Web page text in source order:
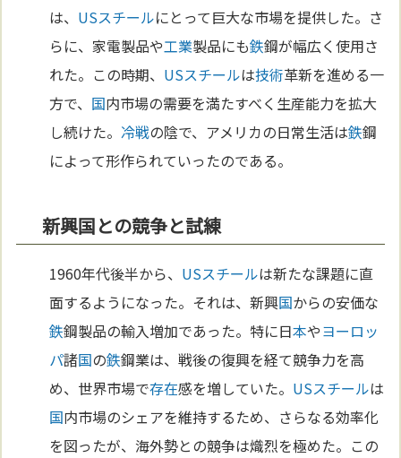
は、 USスチールにとって巨大な市場を提供した。さ
らに、家電製品や工業製品にも鉄鋼が幅広く使用さ
れた。この時期、 USスチールは技術革新を進める一
方で、 国内市場の需要を満たすべく生産能力を拡大
し続けた。 冷戦の陰で、アメリカの日常生活は鉄鋼
によって形作られていったのである。
新興国との競争と試練
1960年代後半から、 USスチールは新たな課題に直
面するようになった。それは、新興国からの安価な
鉄鋼製品の輸入増加であった。特に日本やヨーロッ
パ諸国の鉄鋼業は、戦後の復興を経て競争力を高
め、世界市場で存在感を増していた。 USスチールは
国内市場のシェアを維持するため、さらなる効率化
を図ったが、海外勢との競争は熾烈を極めた。この